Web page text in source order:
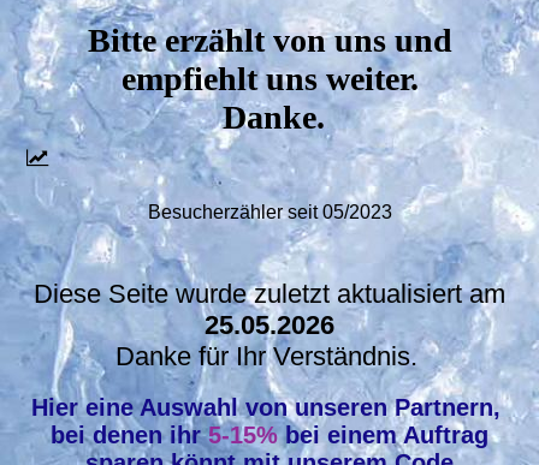
Bitte erzählt von uns und
empfiehlt uns weiter.
Danke.
Besucherzähler seit 05/2023
Diese Seite wurde zuletzt aktualisiert am
25.05.2026
Danke für Ihr Verständnis.
Hier eine Auswahl von unseren Partnern,
bei denen ihr5-15%bei einem Auftrag